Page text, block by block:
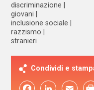
discriminazione
giovani
inclusione sociale
razzismo
stranieri
Condividi e
FacebookLinkedIn Email